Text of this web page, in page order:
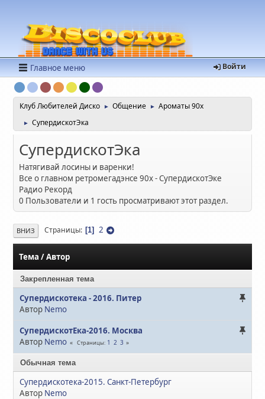
Войти
Главное меню
Клуб Любителей Диско ► Общение ► Ароматы 90х
► СупердискотЭка
СупердискотЭка
Натягивай лосины и варенки!
Все о главном ретромегадэнсе 90х - СупердискотЭке
Радио Рекорд
0 Пользователи и 1 гость просматривают этот раздел.
ВНИЗ Страницы 1 2
Тема /Автор
Закрепленная тема
Супердискотека - 2016. Питер
Автор Nemo
СупердискотЕка-2016. Москва
Автор Nemo Страницы 1 2 3
Обычная тема
Супердискотека-2015. Санкт-Петербург
Автор Nemo